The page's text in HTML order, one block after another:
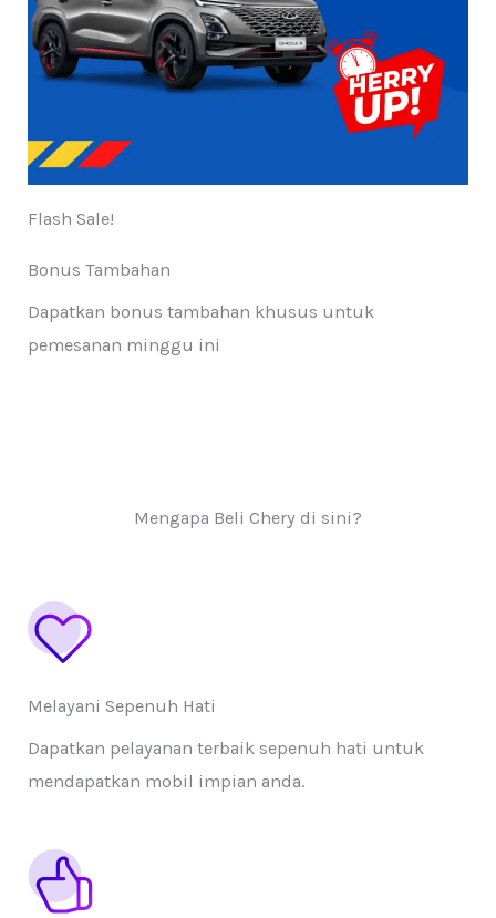
Flash Sale!
Bonus Tambahan
Dapatkan bonus tambahan khusus untuk
pemesanan minggu ini
Mengapa Beli Chery di sini?
Melayani Sepenuh Hati
Dapatkan pelayanan terbaik sepenuh hati untuk
mendapatkan mobil impian anda.